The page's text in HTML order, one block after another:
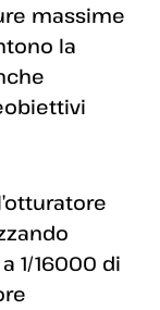
massime
la
1/16000 di